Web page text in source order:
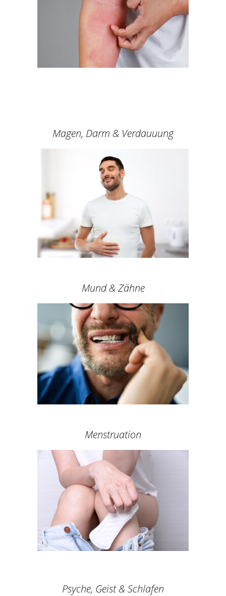
Magen, Darm & Verdauuung
Mund & Zähne
Menstruation
Psyche, Geist & Schlafen